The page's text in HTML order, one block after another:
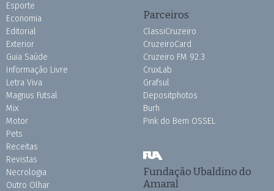
Esporte
Economia
Editorial
Exterior
Guia Saúde
Informação Livre
Letra Viva
Magnus Futsal
Mix
Motor
Pets
Receitas
Revistas
Necrologia
Outro Olhar
Parceiros
ClassiCruzeiro
CruzeiroCard
Cruzeiro FM 92.3
CruxLab
Grafsul
Depositphotos
Burh
Pink do Bem OSSEL
Fundação Ubaldino do
Amaral